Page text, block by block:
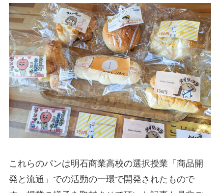
これらのパンは明石商業高校の選択授業「商品開
発と流通」での活動の一環で開発されたもので